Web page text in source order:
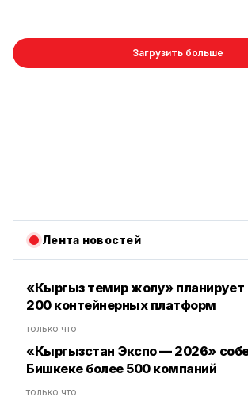
Загрузить больше
Лента новостей
«Кыргыз темир жолу» планирует
200 контейнерных платформ
только что
«Кыргызстан Экспо — 2026»
Бишкеке более 500 компаний
только что